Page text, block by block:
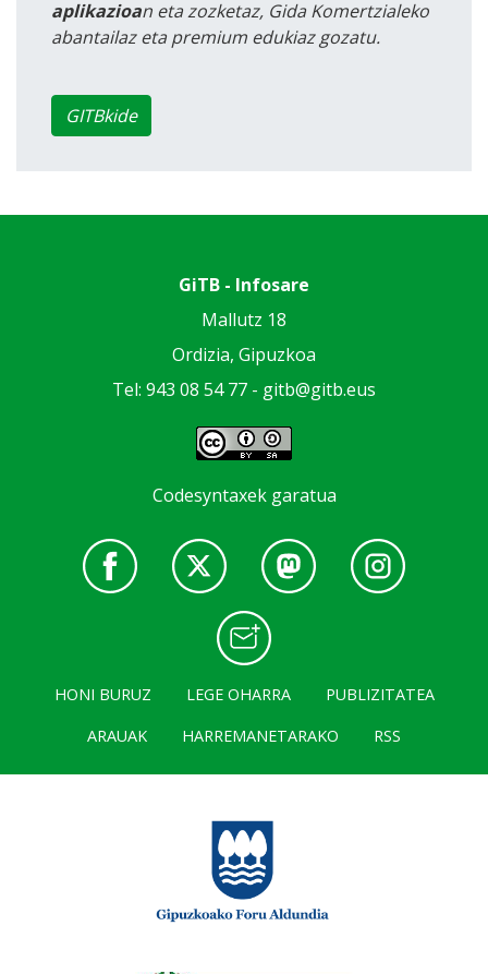
aplikazioan eta zozketaz, Gida Komertzialeko
abantailaz eta premium edukiaz gozatu.
GITBkide
GiTB - Infosare
Mallutz 18
Ordizia, Gipuzkoa
Tel: 943 08 54 77 - gitb@gitb.eus
Codesyntaxek garatua
HONI BURUZ LEGE OHARRA
PUBLIZITATEA
ARAUAK
HARREMANETARAKO RSS